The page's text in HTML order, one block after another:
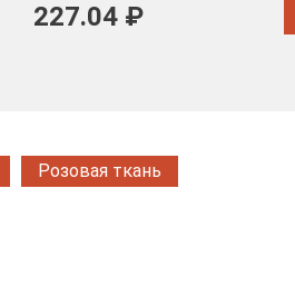
227.04 ₽
Розовая ткань